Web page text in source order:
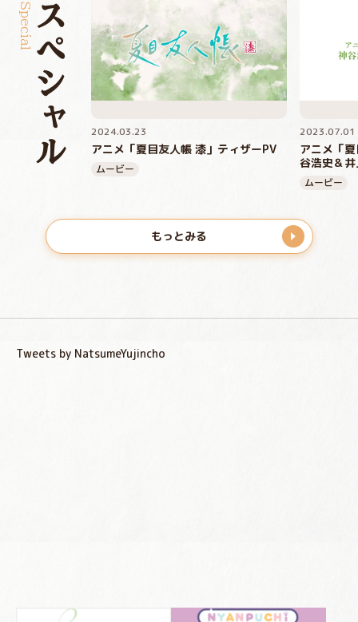
Specialスペシャル 2024.03.23
アニメ「夏目友人帳 漆」ティザーPV
ムービー
2023.07.01
アニメ「
谷浩史＆
ムービー
もっとみる
Tweets by NatsumeYujincho